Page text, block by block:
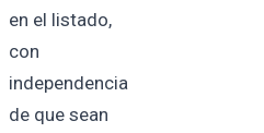
en el listado,
con
independencia
de que sean